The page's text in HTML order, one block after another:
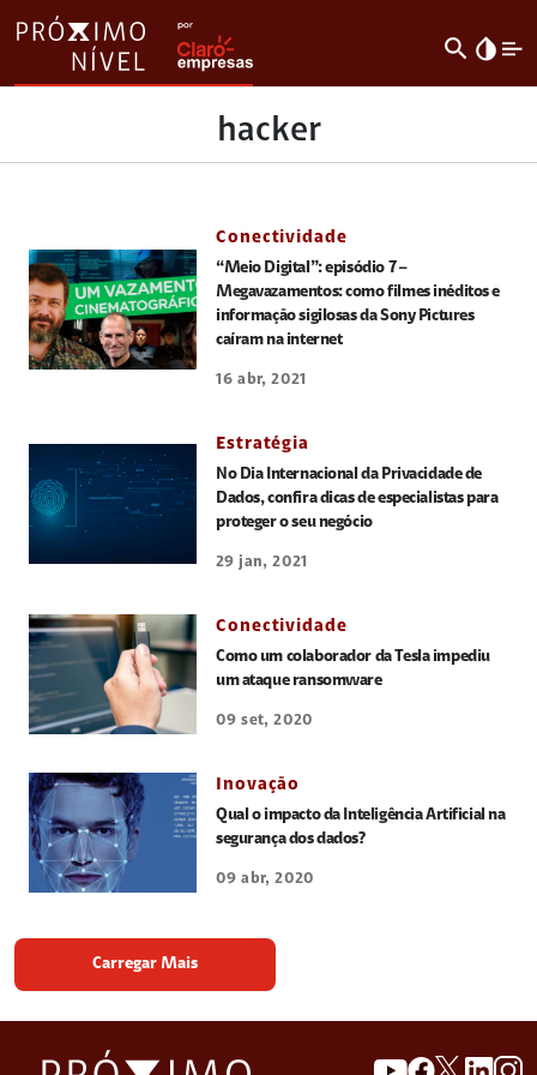
search invert_colors
hacker
Conectividade
“Meio Digital”: episódio 7 –
Megavazamentos: como filmes inéditos e
informação sigilosas da Sony Pictures
caíram na internet
16 abr, 2021
Estratégia
No Dia Internacional da Privacidade de
Dados, confira dicas de especialistas para
proteger o seu negócio
29 jan, 2021
Conectividade
Como um colaborador da Tesla impediu
um ataque ransomware
09 set, 2020
Inovação
Qual o impacto da Inteligência Artificial na
segurança dos dados?
09 abr, 2020
Carregar Mais